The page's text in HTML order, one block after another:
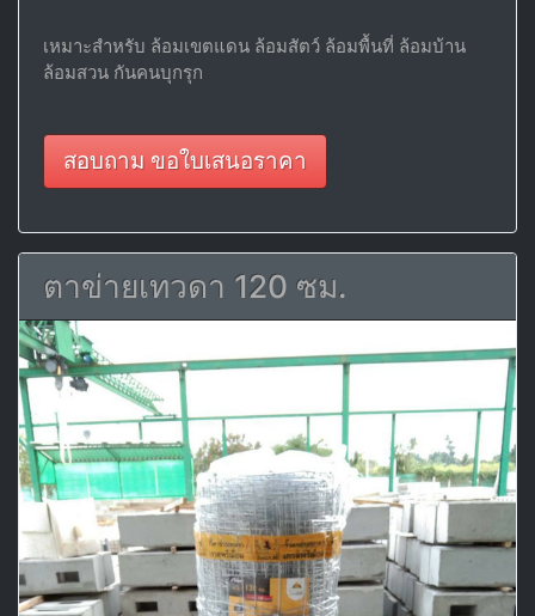
เหมาะสำหรับ ล้อมเขตแดน ล้อมสัตว์ ล้อมพื้นที่ ล้อมบ้าน
ล้อมสวน กันคนบุกรุก
สอบถาม ขอใบเสนอราคา
ตาข่ายเทวดา 120 ซม.